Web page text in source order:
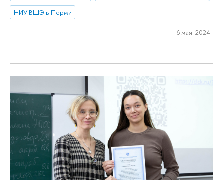
НИУ ВШЭ в Перми
6 мая 2024